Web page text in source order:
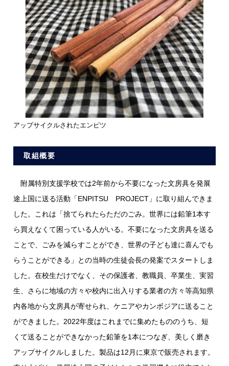
アップサイクルされたエンピツ
取組概要
附属特別支援学校では2年前から不要になった文房具を発展
途上国に送る活動「ENPITSU PROJECT」に取り組んできま
した。これは「捨てられたらただのごみ。世界には鉛筆1本す
ら買えなくて困っている人がいる。不要になった文房具を送る
ことで、ごみを減らすことができ、世界の子ども達に喜んでも
らうことができる」との当時の生徒会長の発案でスタートしま
した。在校生だけでなく、その保護者、教職員、卒業生、実習
生、さらに地域の方々や校内に出入りする業者の方々等高知県
内各地から文房具が寄せられ、ケニアやカンボジアに送ること
ができました。2022年度はこれまでに集めたもののうち、短
くて送ることができなかった鉛筆を1本につなぎ、美しく磨き
アップサイクルしました。製品は12月に東京で販売されます。